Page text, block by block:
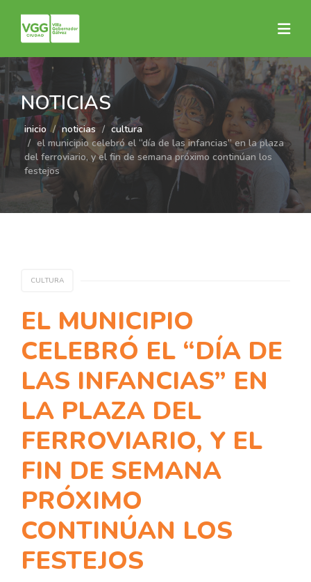
NOTICIAS
inicio noticias
cultura
el municipio celebró el “día de las infancias” en la plaza
del ferroviario, y el fin de semana próximo continúan los
festejos
CULTURA
EL MUNICIPIO
CELEBRÓ EL “DÍA DE
LAS INFANCIAS” EN
LA PLAZA DEL
FERROVIARIO, Y EL
FIN DE SEMANA
PRÓXIMO
CONTINÚAN LOS
FESTEJOS